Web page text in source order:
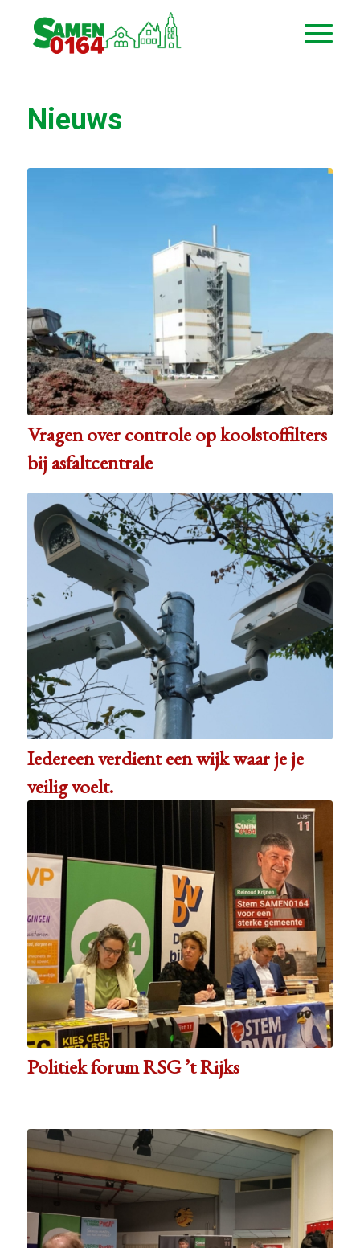
Nieuws
Vragen over controle op koolstoffilters
bij asfaltcentrale
Iedereen verdient een wijk waar je je
veilig voelt.
Politiek forum RSG ’t Rijks